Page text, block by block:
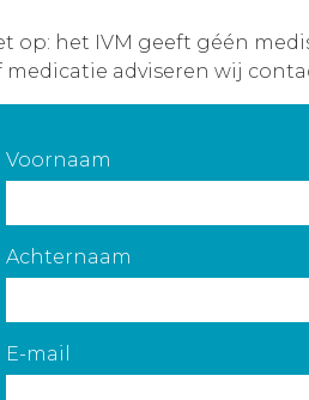
op: het IVM geeft géén
medicatie adviseren wij
Voornaam
Achternaam
E-mail